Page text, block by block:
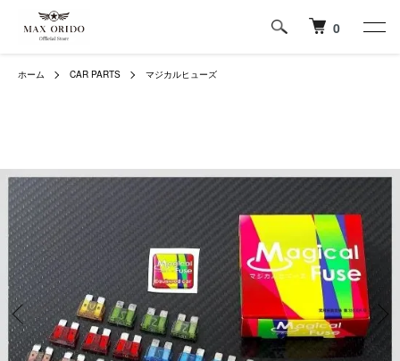
0
ホーム CAR PARTS マジカルヒューズ